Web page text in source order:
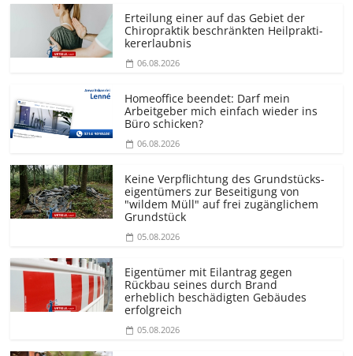
Erteilung einer auf das Gebiet der
Chiropraktik beschränkten Heilprakti­
kererlaubnis
06.08.2026
Homeoffice beendet: Darf mein
Arbeitgeber mich einfach wieder ins
Büro schicken?
06.08.2026
Keine Verpflichtung des Grundstücks­
eigentümers zur Beseitigung von
"wildem Müll" auf frei zugänglichem
Grundstück
05.08.2026
Eigentümer mit Eilantrag gegen
Rückbau seines durch Brand
erheblich beschädigten Gebäudes
erfolgreich
05.08.2026